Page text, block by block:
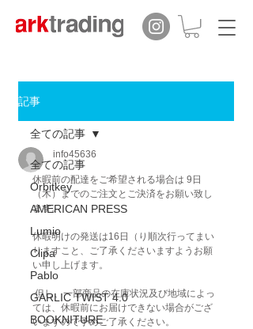
記事
全ての記事
Orbitkey
AMERICAN PRESS
Lumio
Clipa
Pablo
GARLIC TWIST 4.0
BOOKNITURE
全ての記事
info45636
休暇前の配達をご希望される場合は 9日
（木）までのご注文とご決済をお願い致し
ます。
休暇明けの発送は16日（り順次行ってまい
りますこと、ご了承くださいますようお願
い申し上げます。
但し、一部商品の在庫状況及び地域によっ
ては、休暇前にお届けできない場合がござ
いますので予めご了承ください。